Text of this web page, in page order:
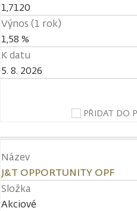
1,7120
Výnos (1 rok)
1,58 %
K datu
5. 8. 2026
PŘIDAT DO
Název
J&T OPPORTUNITY OPF
Složka
Akciové